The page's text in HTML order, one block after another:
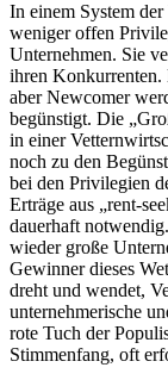
In einem System
weniger offen
Unternehmen. Sie
ihren Konkurrenten.
aber Newcomer
begünstigt. Die
in einer
noch zu den
bei den Privilegien
Erträge aus „rent-
dauerhaft
wieder große
Gewinner dieses
dreht und wendet,
unternehmerische
rote Tuch der
Stimmenfang, oft